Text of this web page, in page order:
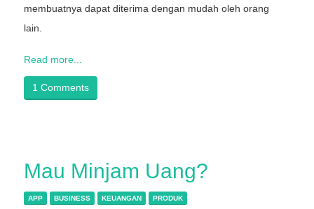
membuatnya dapat diterima dengan mudah oleh orang
lain.
Read more...
1 Comments
Mau Minjam Uang?
APP BUSINESS KEUANGAN PRODUK